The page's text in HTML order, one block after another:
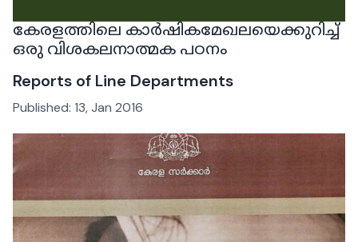
കേരളത്തിലെ കാർഷികമേഖലയെക്കുറിച്ച്
ഒരു വിശകലനാത്മക പഠനം
Reports of Line Departments
Published: 13, Jan 2016